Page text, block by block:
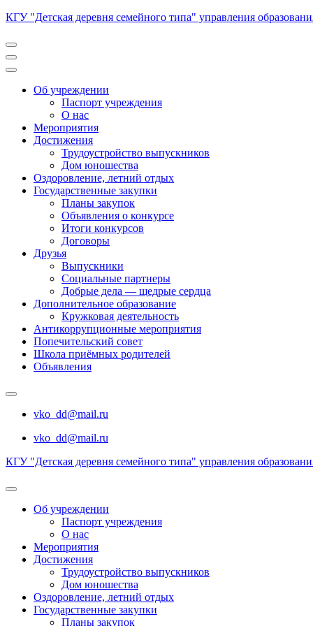
Перейти
содержимому
(нажмите
Enter)
КГУ "Детская деревня семейного типа" управления
Об учреждении
Паспорт учреждения
О нас
Мероприятия
Достижения
Трудоустройство выпускников
Дом юношества
Оздоровление, летний отдых
Государственные закупки
Планы закупок
Объявления о конкурсе
Итоги конкурсов
Договоры
Друзья
Выпускники
Социальные партнеры
Добрые дела — щедрые сердца
Дополнительное образование
Кружковая деятельность
Антикоррупционные мероприятия
Попечительский совет
Школа приёмных родителей
Объявления
vko_dd@mail.ru
vko_dd@mail.ru
КГУ "Детская деревня семейного типа" управления
Об учреждении
Паспорт учреждения
О нас
Мероприятия
Достижения
Трудоустройство выпускников
Дом юношества
Оздоровление, летний отдых
Государственные закупки
Планы закупок